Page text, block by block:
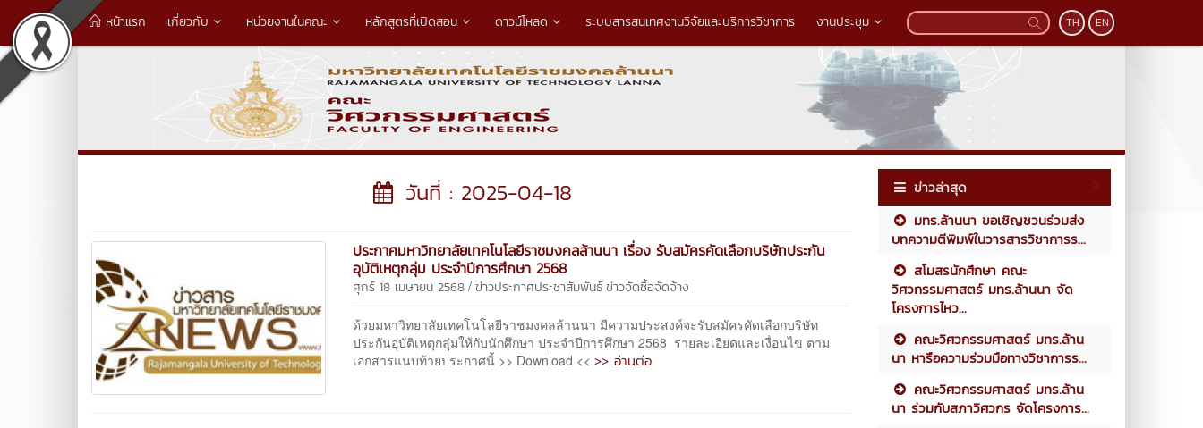
หน้าแรก เกี่ยวกับ หน่วยงานในคณะ หลักสูตรที่เปิดสอน ดาวน์โหลด ระบบสารสนเทศงานวิจัยและบริการวิชาการ งานประชุม TH EN
วันที่ : 2025-04-18
ประกาศมหาวิทยาลัยเทคโนโลยีราชมงคลล้านนา เรื่อง รับสมัครคัดเลือกบริษัทประกัน
อุบัติเหตุกลุ่ม ประจำปีการศึกษา 2568
ศุกร์ 18 เมษายน 2568 /ข่าวประกาศประชาสัมพันธ์ ข่าวจัดซื้อจัดจ้าง
ด้วยมหาวิทยาลัยเทคโนโลยีราชมงคลล้านนา มีความประสงค์จะรับสมัครคัดเลือกบริษัท
ประกันอุบัติเหตุกลุ่มให้กับนักศึกษา ประจำปีการศึกษา 2568 รายละเอียดและเงื่อนไข ตาม
เอกสารแนบท้ายประกาศนี้ >> Download <<>> อ่านต่อ
ข่าวล่าสุด
มทร.ล้านนา ขอเชิญชวนร่วมส่ง
บทความตีพิมพ์ในวารสารวิชาการร...
สโมสรนักศึกษา คณะ
วิศวกรรมศาสตร์ มทร.ล้านนา จัด
โครงการไหว...
คณะวิศวกรรมศาสตร์ มทร.ล้าน
นา หารือความร่วมมือทางวิชาการร...
คณะวิศวกรรมศาสตร์ มทร.ล้าน
นา ร่วมกับสภาวิศวกร จัดโครงการ...